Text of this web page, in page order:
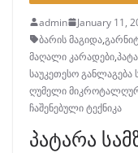
admin
January 11,
ბარის მაგიდა,
მაღალი კარადები,
საუკეთესო
ღუმელი
ჩაშენებული ტექნიკა
პატარა